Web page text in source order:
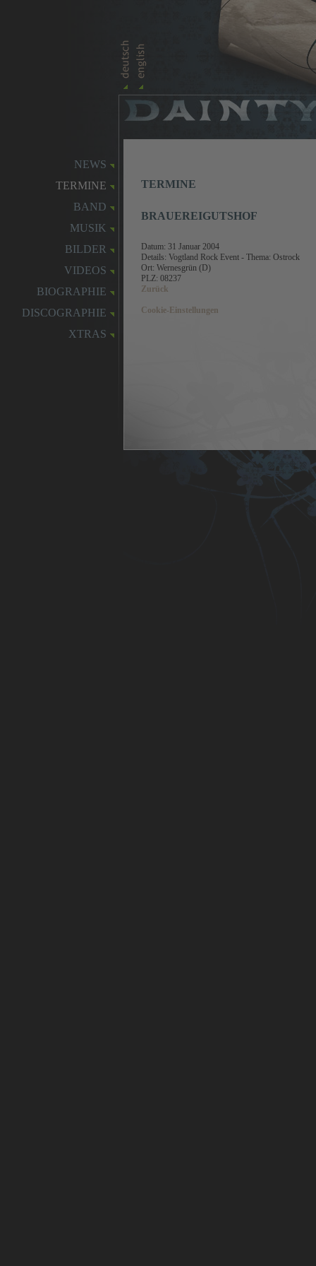
TERMINE
BRAUEREIGUTSHOF
Datum: 31 Januar 2004
Details: Vogtland Rock Event - Thema: Ostrock
Ort: Wernesgrün (D)
PLZ: 08237
Zurück
Cookie-Einstellungen
NEWS
TERMINE
BAND
MUSIK
BILDER
VIDEOS
BIOGRAPHIE
DISCOGRAPHIE
XTRAS